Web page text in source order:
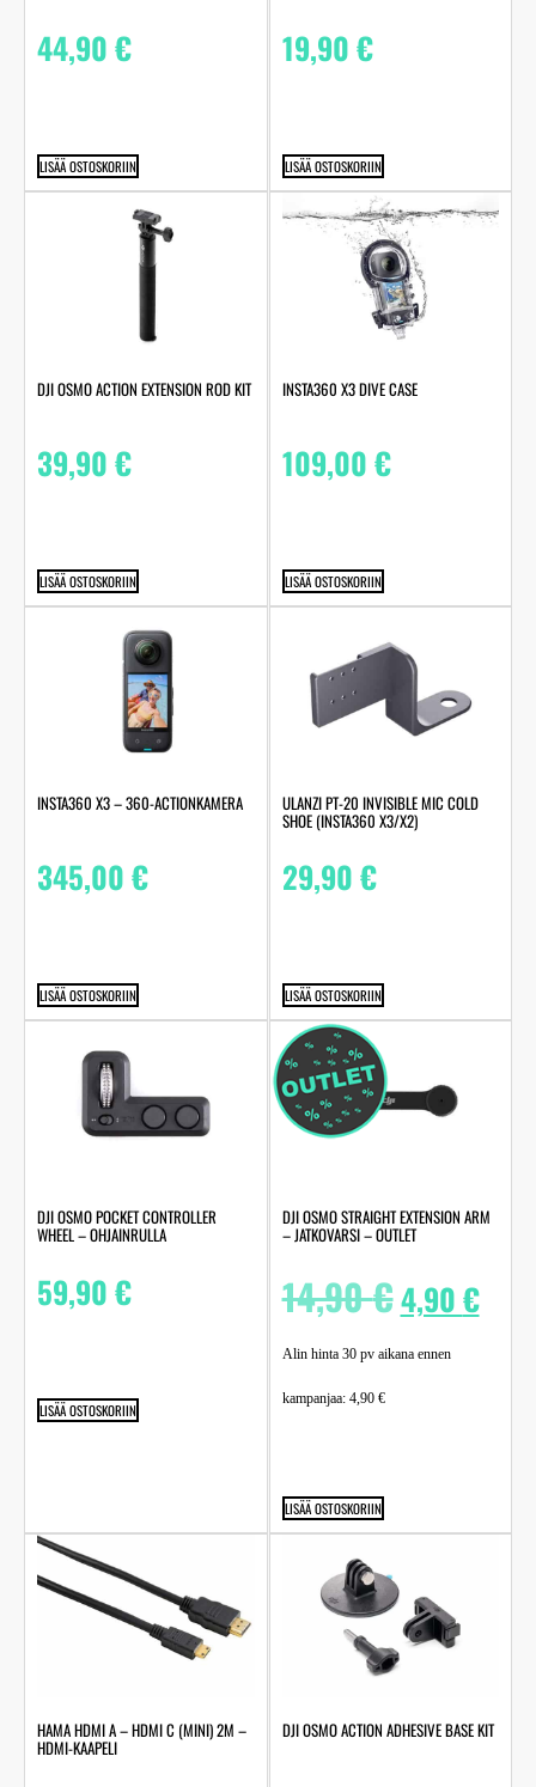
44,90€
LISÄÄ OSTOSKORIIN
19,90€
LISÄÄ OSTOSKORIIN
DJI OSMO ACTION EXTENSION ROD KIT
39,90€
LISÄÄ OSTOSKORIIN
INSTA360 X3 DIVE CASE
109,00€
LISÄÄ OSTOSKORIIN
INSTA360 X3 – 360-ACTIONKAMERA
345,00€
LISÄÄ OSTOSKORIIN
ULANZI PT-20 INVISIBLE MIC COLD
SHOE (INSTA360 X3/X2)
29,90€
LISÄÄ OSTOSKORIIN
DJI OSMO POCKET CONTROLLER
WHEEL – OHJAINRULLA
59,90€
LISÄÄ OSTOSKORIIN
DJI OSMO STRAIGHT EXTENSION ARM
– JATKOVARSI – OUTLET
14,90€4,90€
Alin hinta 30 pv aikana ennen
kampanjaa: 4,90 €
LISÄÄ OSTOSKORIIN
HAMA HDMI A – HDMI C (MINI) 2M –
HDMI-KAAPELI
DJI OSMO ACTION ADHESIVE BASE KIT